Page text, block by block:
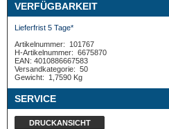
VERFÜGBARKEIT
Lieferfrist 5 Tage*
Artikelnummer:
101767
H-Artikelnummer: 6675870
EAN: 4010886667583
Versandkategorie: 50
Gewicht:
1,7590 Kg
SERVICE
DRUCKANSICHT